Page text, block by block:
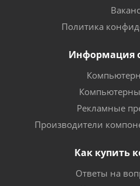
Политика
Информация
Рекламные
Производители
Как купить
Ответы на